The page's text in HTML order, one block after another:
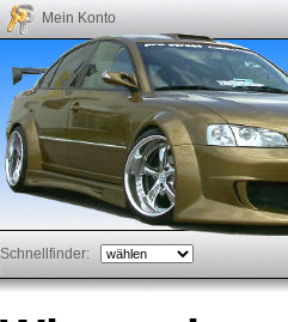
Mein Konto
Schnellfinder: